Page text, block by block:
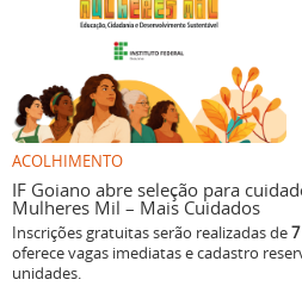
ACOLHIMENTO
IF Goiano abre seleção para
Mulheres Mil – Mais Cuidados
Inscrições gratuitas serão realizadas de
oferece vagas imediatas e cadastro
unidades.